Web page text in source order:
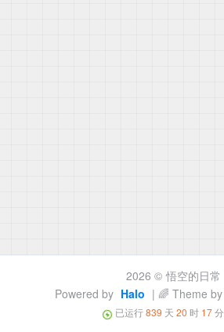
2026 © 悟空的日常
Powered by Halo | 🌈 Theme by
已运行839 天 20 时 17分